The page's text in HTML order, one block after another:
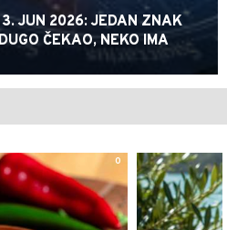
JUN 2026: JEDAN ZNAK
ČEKAO, NEKO IMA
0